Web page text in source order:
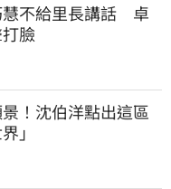
不給里長講話　卓
臉
！沈伯洋點出這區
」